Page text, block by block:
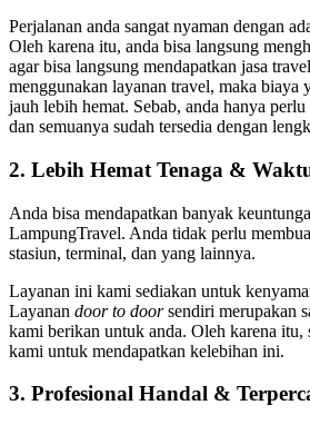
Perjalanan anda sangat nyaman dengan
Oleh karena itu, anda bisa langsung
agar bisa langsung mendapatkan jasa
menggunakan layanan travel, maka biaya
jauh lebih hemat. Sebab, anda hanya
dan semuanya sudah tersedia dengan
2. Lebih Hemat Tenaga &
Anda bisa mendapatkan banyak
LampungTravel. Anda tidak perlu
stasiun, terminal, dan yang lainnya.
Layanan ini kami sediakan untuk
Layanan door to doorsendiri merupakan
kami berikan untuk anda. Oleh karena itu,
kami untuk mendapatkan kelebihan ini.
3. Profesional Handal &